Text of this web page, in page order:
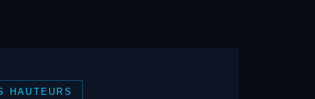
HAUTEURS